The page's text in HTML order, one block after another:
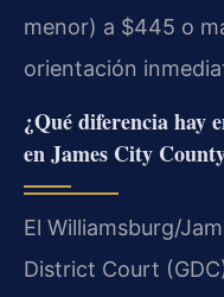
menor) a $445 o
orientación
¿Qué diferencia hay
en James City
El Williamsburg/
District Court